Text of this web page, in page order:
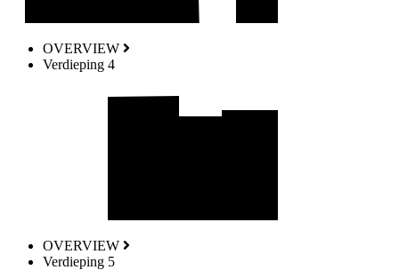
OVERVIEW
Verdieping 4
OVERVIEW
Verdieping 5